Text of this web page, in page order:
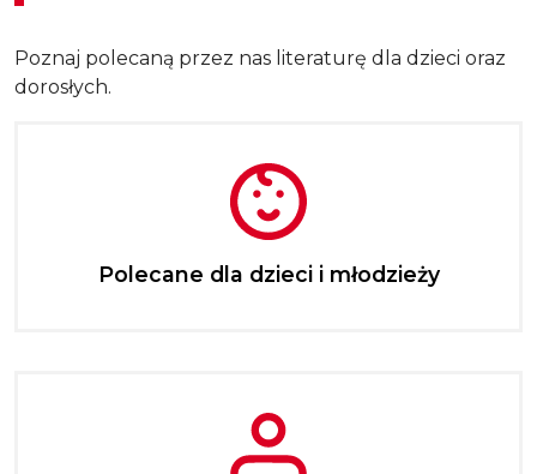
Poznaj polecaną przez nas literaturę dla dzieci oraz
dorosłych.
Polecane dla dzieci i młodzieży